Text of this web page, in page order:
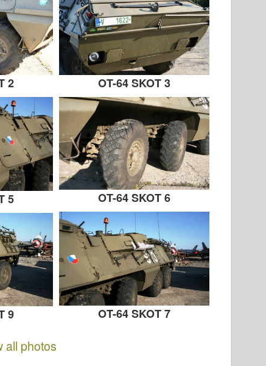
2 OT-64 SKOT 3
5 OT-64 SKOT 6
OT-64 SKOT 7
9
all photos